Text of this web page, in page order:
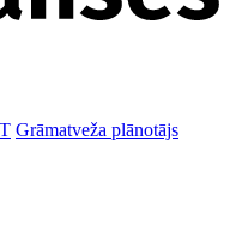
Grāmatveža plānotājs